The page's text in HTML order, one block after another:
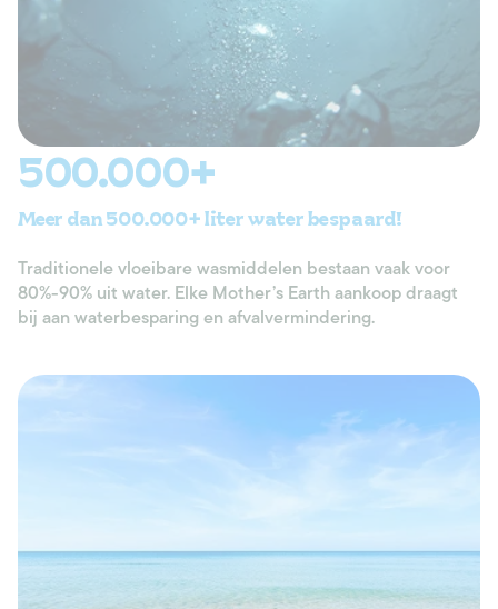
500.000+
Meer dan 500.000+ liter water bespaard!
Traditionele vloeibare wasmiddelen bestaan vaak voor
80%-90% uit water. Elke Mother’s Earth aankoop draagt
bij aan waterbesparing en afvalvermindering.